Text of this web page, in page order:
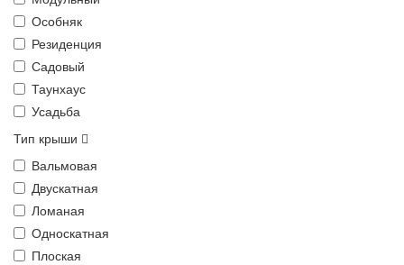
Особняк
Резиденция
Садовый
Таунхаус
Усадьба
Тип крыши
Вальмовая
Двускатная
Ломаная
Односкатная
Плоская